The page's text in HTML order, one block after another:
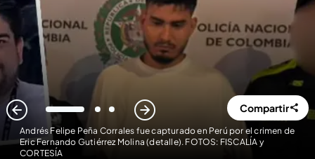
Andrés Felipe Peña Corrales fue capturado en Perú por el crimen de
Eric Fernando Gutiérrez Molina (detalle). FOTOS: FISCALÍA y
CORTESÍA
1 2 3 Compartir